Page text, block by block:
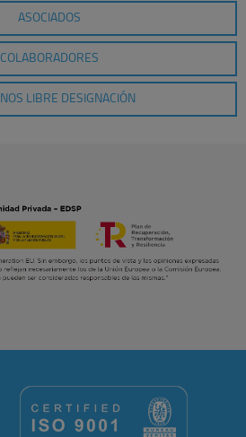
ASOCIADOS
COLABORADORES
LIBRE DESIGNACIÓN